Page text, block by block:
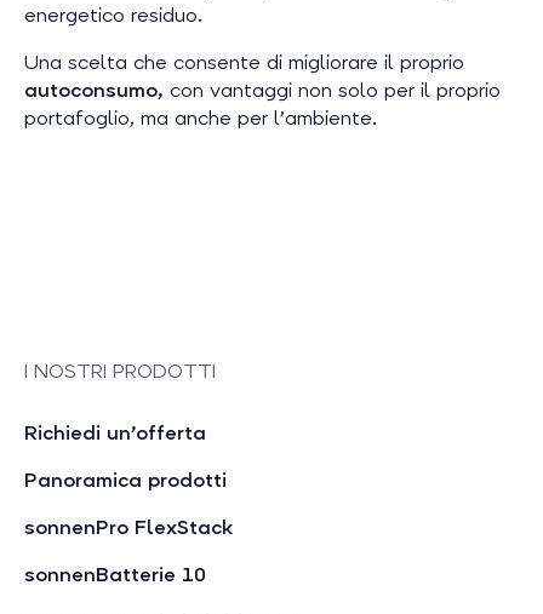
energetico residuo.
Una scelta che consente di migliorare il proprio
autoconsumo, con vantaggi non solo per il proprio
portafoglio, ma anche per l’ambiente.
I NOSTRI PRODOTTI
Richiedi un’offerta
Panoramica prodotti
sonnenPro FlexStack
sonnenBatterie 10